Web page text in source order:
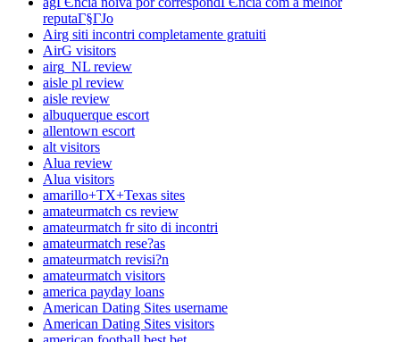
reputaГ§ГЈo
Airg siti incontri completamente gratuiti
AirG visitors
airg_NL review
aisle pl review
aisle review
albuquerque escort
allentown escort
alt visitors
Alua review
Alua visitors
amarillo+TX+Texas sites
amateurmatch cs review
amateurmatch fr sito di incontri
amateurmatch rese?as
amateurmatch revisi?n
amateurmatch visitors
america payday loans
American Dating Sites username
American Dating Sites visitors